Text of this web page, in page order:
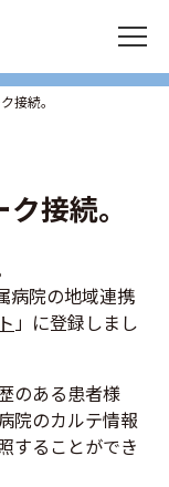
接続。
接続。
病院の地域連携
」に登録しまし
のある患者様
院のカルテ情報
することができ